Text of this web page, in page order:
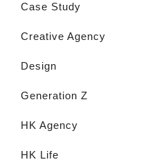
Case Study
Creative Agency
Design
Generation Z
HK Agency
HK Life